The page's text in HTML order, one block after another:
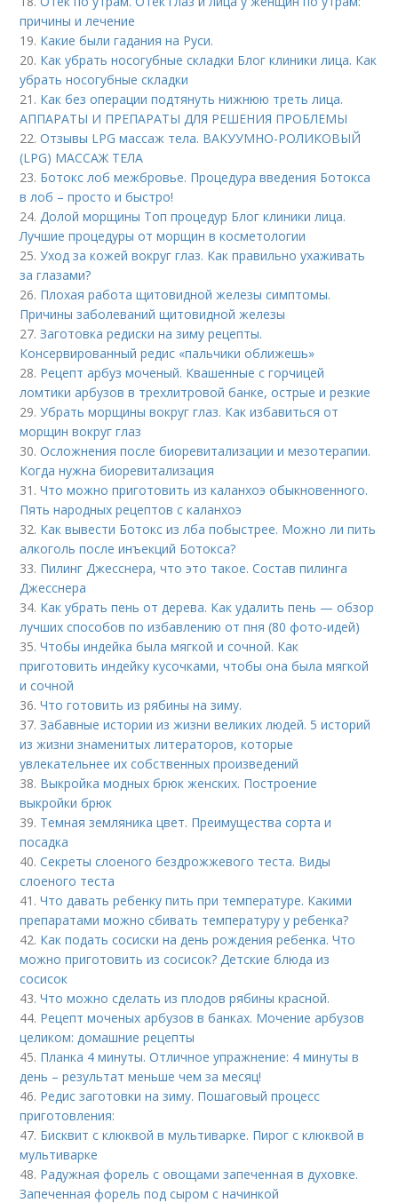
причины и лечение
19. Какие были гадания на Руси.
20. Как убрать носогубные складки Блог клиники лица. Как
убрать носогубные складки
21. Как без операции подтянуть нижнюю треть лица.
АППАРАТЫ И ПРЕПАРАТЫ ДЛЯ РЕШЕНИЯ ПРОБЛЕМЫ
22.Отзывы LPG массаж тела. ВАКУУМНО-РОЛИКОВЫЙ
(LPG) МАССАЖ ТЕЛА
23. Ботокс лоб межбровье. Процедура введения Ботокса
в лоб – просто и быстро!
24.Долой морщины Топ процедур Блог клиники лица.
Лучшие процедуры от морщин в косметологии
25.Уход за кожей вокруг глаз. Как правильно ухаживать
за глазами?
26. Плохая работа щитовидной железы симптомы.
Причины заболеваний щитовидной железы
27.Заготовка редиски на зиму рецепты.
Консервированный редис «пальчики оближешь»
28. Рецепт арбуз моченый. Квашенные с горчицей
ломтики арбузов в трехлитровой банке, острые и резкие
29.Убрать морщины вокруг глаз. Как избавиться от
морщин вокруг глаз
30.Осложнения после биоревитализации и мезотерапии.
Когда нужна биоревитализация
31.Что можно приготовить из каланхоэ обыкновенного.
Пять народных рецептов с каланхоэ
32. Как вывести Ботокс из лба побыстрее. Можно ли пить
алкоголь после инъекций Ботокса?
33. Пилинг Джесснера, что это такое. Состав пилинга
Джесснера
34. Как убрать пень от дерева. Как удалить пень — обзор
лучших способов по избавлению от пня (80 фото-идей)
35.Чтобы индейка была мягкой и сочной. Как
приготовить индейку кусочками, чтобы она была мягкой
и сочной
36.Что готовить из рябины на зиму.
37.Забавные истории из жизни великих людей. 5 историй
из жизни знаменитых литераторов, которые
увлекательнее их собственных произведений
38. Выкройка модных брюк женских. Построение
выкройки брюк
39. Темная земляника цвет. Преимущества сорта и
посадка
40.Секреты слоеного бездрожжевого теста. Виды
слоеного теста
41.Что давать ребенку пить при температуре. Какими
препаратами можно сбивать температуру у ребенка?
42. Как подать сосиски на день рождения ребенка. Что
можно приготовить из сосисок? Детские блюда из
сосисок
43.Что можно сделать из плодов рябины красной.
44. Рецепт моченых арбузов в банках. Мочение арбузов
целиком: домашние рецепты
45. Планка 4 минуты. Отличное упражнение: 4 минуты в
день – результат меньше чем за месяц!
46. Редис заготовки на зиму. Пошаговый процесс
приготовления:
47. Бисквит с клюквой в мультиварке. Пирог с клюквой в
мультиварке
48. Радужная форель с овощами запеченная в духовке.
Запеченная форель под сыром с начинкой